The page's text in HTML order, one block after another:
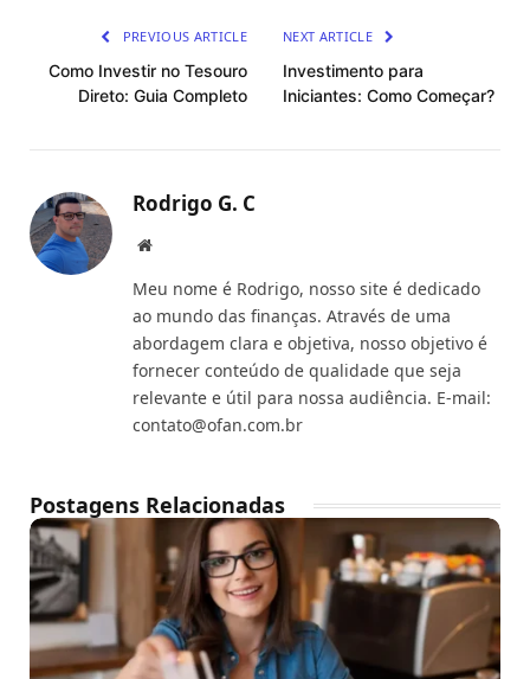
PREVIOUS ARTICLE
Como Investir no Tesouro
Direto: Guia Completo
NEXT ARTICLE
Investimento para
Iniciantes: Como Começar?
Rodrigo G. C
Website
Meu nome é Rodrigo, nosso site é dedicado
ao mundo das finanças. Através de uma
abordagem clara e objetiva, nosso objetivo é
fornecer conteúdo de qualidade que seja
relevante e útil para nossa audiência. E-mail:
contato@ofan.com.br
Postagens Relacionadas